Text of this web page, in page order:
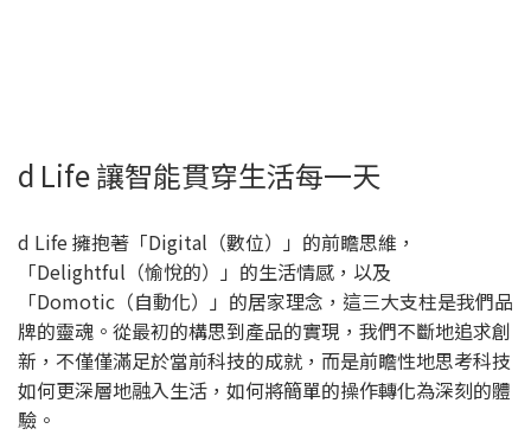
d Life 讓智能貫穿生活每一天
d Life 擁抱著「Digital（數位）」的前瞻思維，
「Delightful（愉悅的）」的生活情感，以及
「Domotic（自動化）」的居家理念，這三大支柱是我們品
牌的靈魂。從最初的構思到產品的實現，我們不斷地追求創
新，不僅僅滿足於當前科技的成就，而是前瞻性地思考科技
如何更深層地融入生活，如何將簡單的操作轉化為深刻的體
驗。